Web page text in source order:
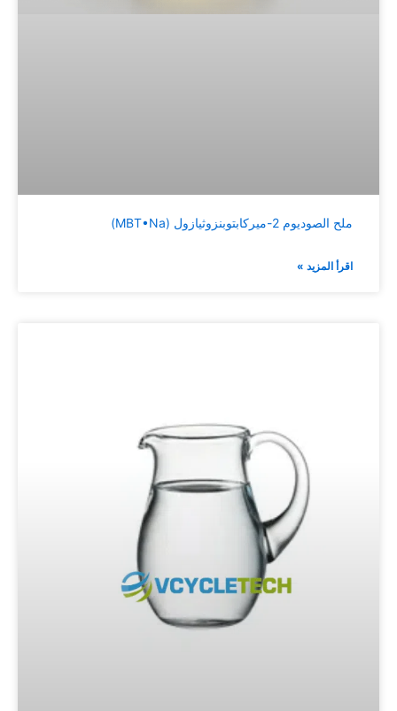
ملح الصوديوم 2-ميركابتوبنزوثيازول (MBT•Na)
اقرأ المزيد »